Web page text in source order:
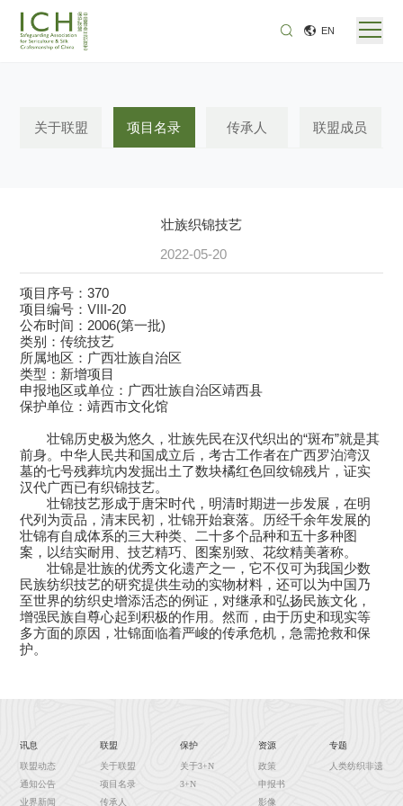
EN
关于联盟 项目名录 传承人 联盟成员
壮族织锦技艺
2022-05-20
项目序号：370
项目编号：Ⅷ-20
公布时间：2006(第一批)
类别：传统技艺
所属地区：广西壮族自治区
类型：新增项目
申报地区或单位：广西壮族自治区靖西县
保护单位：靖西市文化馆
壮锦历史极为悠久，壮族先民在汉代织出的“斑布”就是其
前身。中华人民共和国成立后，考古工作者在广西罗泊湾汉
墓的七号残葬坑内发掘出土了数块橘红色回纹锦残片，证实
汉代广西已有织锦技艺。
壮锦技艺形成于唐宋时代，明清时期进一步发展，在明
代列为贡品，清末民初，壮锦开始衰落。历经千余年发展的
壮锦有自成体系的三大种类、二十多个品种和五十多种图
案，以结实耐用、技艺精巧、图案别致、花纹精美著称。
壮锦是壮族的优秀文化遗产之一，它不仅可为我国少数
民族纺织技艺的研究提供生动的实物材料，还可以为中国乃
至世界的纺织史增添活态的例证，对继承和弘扬民族文化，
增强民族自尊心起到积极的作用。然而，由于历史和现实等
多方面的原因，壮锦面临着严峻的传承危机，急需抢救和保
护。
讯息
联盟动态
通知公告
业界新闻
联盟
关于联盟
项目名录
传承人
保护
关于3+N
3+N
资源
政策
申报书
影像
专题
人类纺织非遗